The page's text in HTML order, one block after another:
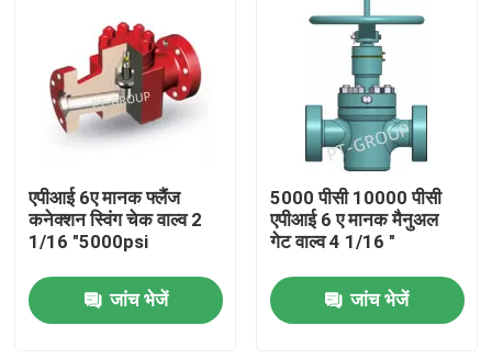
एपीआई 6ए मानक फ्लैंज
कनेक्शन स्विंग चेक वाल्व 2
1/16 "5000psi
जांच भेजें
5000 पीसी 10000 पीसी
एपीआई 6 ए मानक मैनुअल
गेट वाल्व 4 1/16 "
जांच भेजें